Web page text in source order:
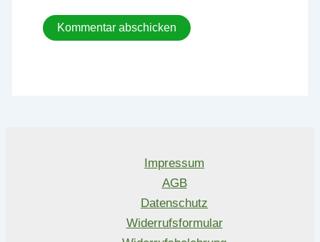
Impressum
AGB
Datenschutz
Widerrufsformular